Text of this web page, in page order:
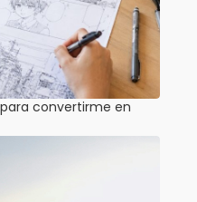
convertirme en